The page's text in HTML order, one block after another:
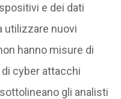
e dei dati
utilizzare nuovi
hanno misure di
cyber attacchi
gli analisti